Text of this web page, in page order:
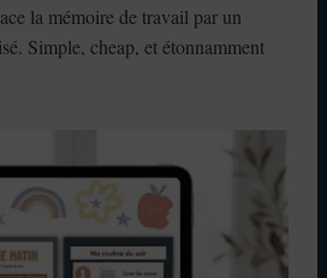
la mémoire de travail par un
Simple, cheap, et étonnamment